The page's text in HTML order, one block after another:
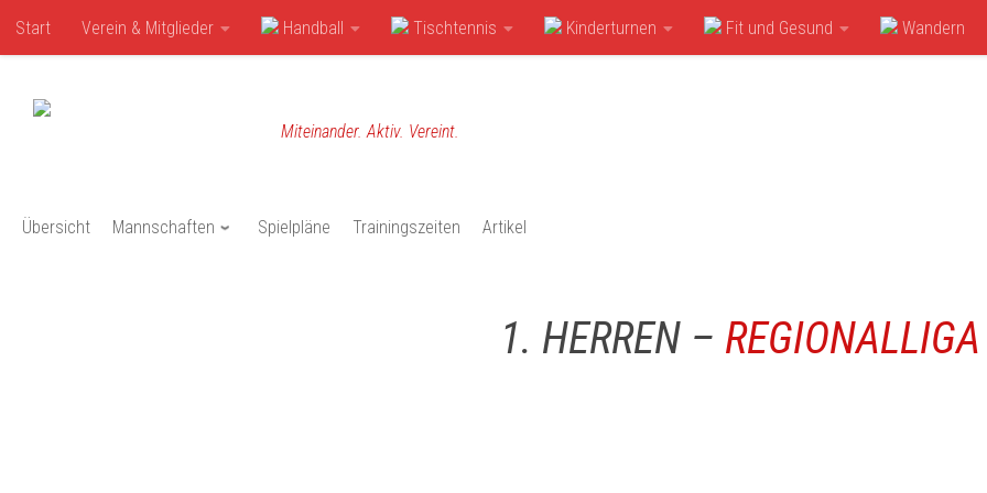
Zum Inhalt springen
Start Verein & Mitglieder Handball Tischtennis Kinderturnen Fit und Gesund Wandern
Miteinander. Aktiv. Vereint.
Übersicht Mannschaften Spielpläne Trainingszeiten Artikel
1. HERREN – REGIONALLIGA